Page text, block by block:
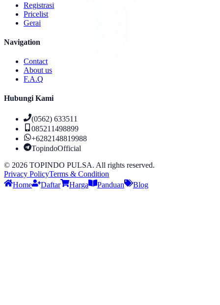
Registrasi
Pricelist
Gerai
Navigation
Contact
About us
F.A.Q
Hubungi Kami
(0562) 633511
085211498899
+6282148819988
TopindoOfficial
© 2026 TOPINDO PULSA. All rights reserved.
Privacy PolicyTerms & Condition
Home
Daftar Harga Panduan Blog